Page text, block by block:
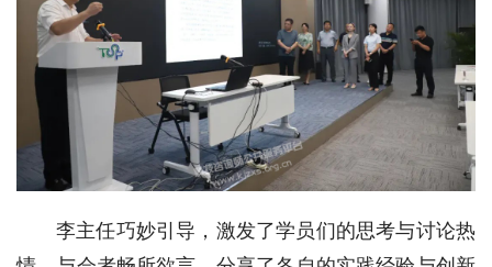
李主任巧妙引导，激发了学员们的思考与讨论热